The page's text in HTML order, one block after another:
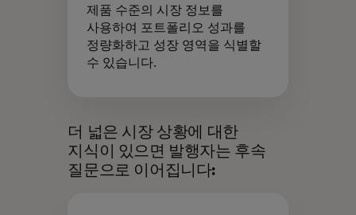
제품 수준의 시장 정보를
사용하여 포트폴리오 성과를
정량화하고 성장 영역을 식별할
수 있습니다.
더 넓은 시장 상황에 대한
지식이 있으면 발행자는 후속
질문으로 이어집니다: